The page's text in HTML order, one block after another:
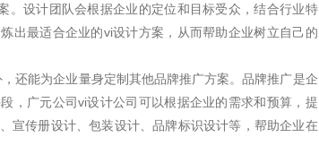
。设计团队会根据企业的定位和目标受众，结合行业特
出最适合企业的vi设计方案，从而帮助企业树立自己的
还能为企业量身定制其他品牌推广方案。品牌推广是企
，广元公司vi设计公司可以根据企业的需求和预算，提
宣传册设计、包装设计、品牌标识设计等，帮助企业在